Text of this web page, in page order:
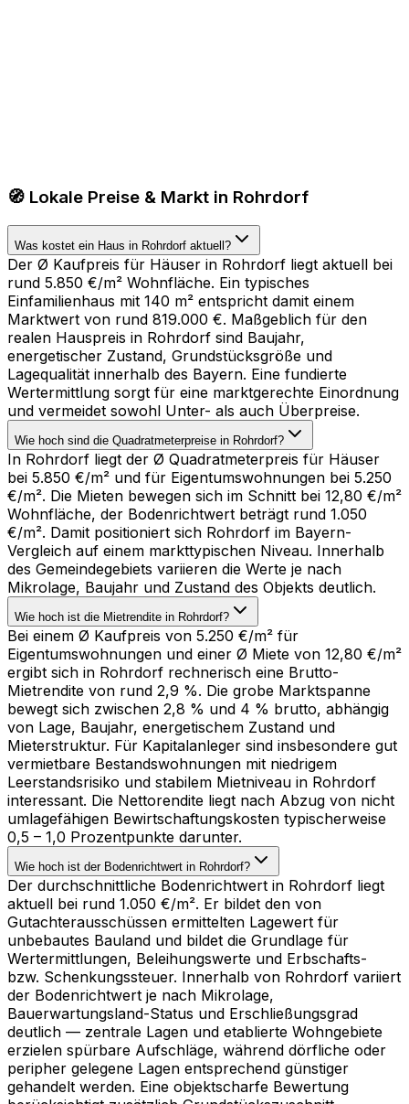
🧭 Lokale Preise & Markt in Rohrdorf
Was kostet ein Haus in Rohrdorf aktuell?
Der Ø Kaufpreis für Häuser in Rohrdorf liegt aktuell bei
rund 5.850 €/m² Wohnfläche. Ein typisches
Einfamilienhaus mit 140 m² entspricht damit einem
Marktwert von rund 819.000 €. Maßgeblich für den
realen Hauspreis in Rohrdorf sind Baujahr,
energetischer Zustand, Grundstücksgröße und
Lagequalität innerhalb des Bayern. Eine fundierte
Wertermittlung sorgt für eine marktgerechte Einordnung
und vermeidet sowohl Unter- als auch Überpreise.
Wie hoch sind die Quadratmeterpreise in Rohrdorf?
In Rohrdorf liegt der Ø Quadratmeterpreis für Häuser
bei 5.850 €/m² und für Eigentumswohnungen bei 5.250
€/m². Die Mieten bewegen sich im Schnitt bei 12,80 €/m²
Wohnfläche, der Bodenrichtwert beträgt rund 1.050
€/m². Damit positioniert sich Rohrdorf im Bayern-
Vergleich auf einem markttypischen Niveau. Innerhalb
des Gemeindegebiets variieren die Werte je nach
Mikrolage, Baujahr und Zustand des Objekts deutlich.
Wie hoch ist die Mietrendite in Rohrdorf?
Bei einem Ø Kaufpreis von 5.250 €/m² für
Eigentumswohnungen und einer Ø Miete von 12,80 €/m²
ergibt sich in Rohrdorf rechnerisch eine Brutto-
Mietrendite von rund 2,9 %. Die grobe Marktspanne
bewegt sich zwischen 2,8 % und 4 % brutto, abhängig
von Lage, Baujahr, energetischem Zustand und
Mieterstruktur. Für Kapitalanleger sind insbesondere gut
vermietbare Bestandswohnungen mit niedrigem
Leerstandsrisiko und stabilem Mietniveau in Rohrdorf
interessant. Die Nettorendite liegt nach Abzug von nicht
umlagefähigen Bewirtschaftungskosten typischerweise
0,5 – 1,0 Prozentpunkte darunter.
Wie hoch ist der Bodenrichtwert in Rohrdorf?
Der durchschnittliche Bodenrichtwert in Rohrdorf liegt
aktuell bei rund 1.050 €/m². Er bildet den von
Gutachterausschüssen ermittelten Lagewert für
unbebautes Bauland und bildet die Grundlage für
Wertermittlungen, Beleihungswerte und Erbschafts-
bzw. Schenkungssteuer. Innerhalb von Rohrdorf variiert
der Bodenrichtwert je nach Mikrolage,
Bauerwartungsland-Status und Erschließungsgrad
deutlich — zentrale Lagen und etablierte Wohngebiete
erzielen spürbare Aufschläge, während dörfliche oder
peripher gelegene Lagen entsprechend günstiger
gehandelt werden. Eine objektscharfe Bewertung